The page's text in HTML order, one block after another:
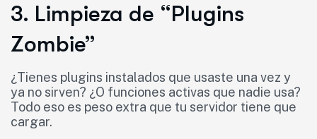
3. Limpieza de “Plugins
Zombie”
¿Tienes plugins instalados que usaste una vez y
ya no sirven? ¿O funciones activas que nadie usa?
Todo eso es peso extra que tu servidor tiene que
cargar.